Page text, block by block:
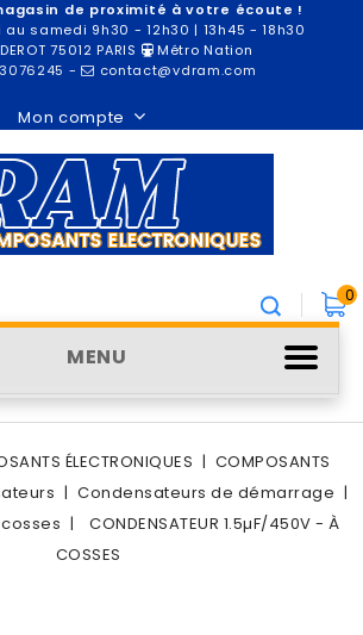
de proximité à votre écoute !
samedi 9h30 - 12h30 | 13h45 - 18h30
75012 PARIS
Métro Nation
- contact@vdram.com
Mon compte
0
MENU
ÉLECTRONIQUES
COMPOSANTS
Condensateurs de démarrage
CONDENSATEUR 1.5µF/450V - À
COSSES